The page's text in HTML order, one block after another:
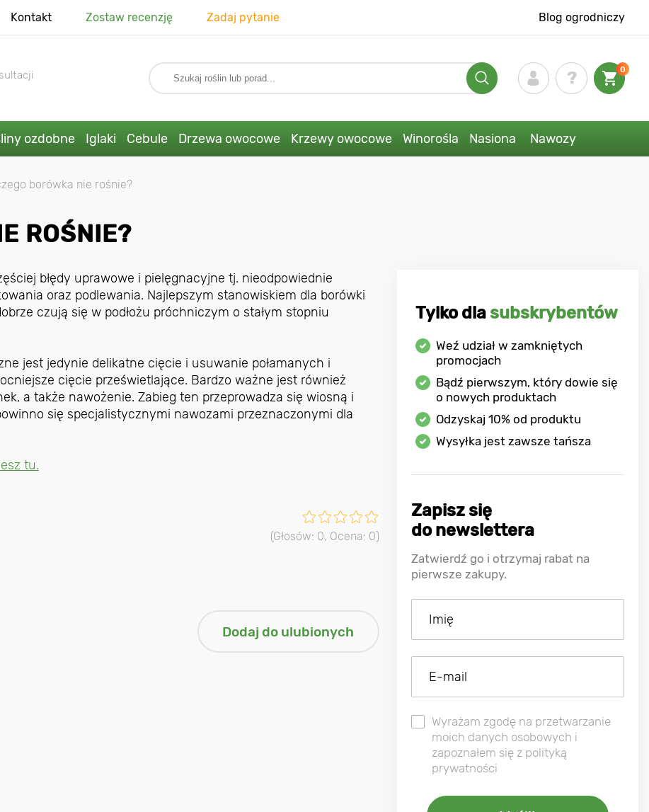
Kontakt Zostaw recenzję Zadaj pytanie Blog ogrodniczy
0
ozdobne Iglaki Cebule Drzewa owocowe Krzewy owocowe Winorośla Nasiona Nawozy
borówka nie rośnie?
ROŚNIE?
błędy uprawowe i pielęgnacyjne tj. nieodpowiednie
oraz podlewania. Najlepszym stanowiskiem dla borówki
czują się w podłożu próchniczym o stałym stopniu
jest jedynie delikatne cięcie i usuwanie połamanych i
cięcie prześwietlające. Bardzo ważne jest również
a także nawożenie. Zabieg ten przeprowadza się wiosną i
się specjalistycznymi nawozami przeznaczonymi dla
tu.
(Głosów: 0, Ocena: 0)
Tylko dla subskrybentów
Weź udział w zamkniętych
promocjach
Bądź pierwszym, który dowie się
o nowych produktach
Odzyskaj 10% od produktu
Wysyłka jest zawsze tańsza
Zapisz się
do newslettera
Zatwierdź go i otrzymaj rabat na
pierwsze zakupy.
Wyrażam zgodę na przetwarzanie
moich danych osobowych i
zapoznałem się z polityką
prywatności